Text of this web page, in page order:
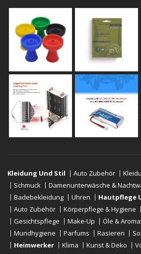
Kleidung Und Stil Auto Zubehör
Schmuck
Damenunterwäsche &
Badebekleidung
Uhren
Hautpflege
Auto Zubehör
Körperpflege & Hygiene
Gesichtspflege
Make-Up
Öle &
Mundhygiene
Parfums Rasieren
Heimwerker
Klima Kunst & Deko